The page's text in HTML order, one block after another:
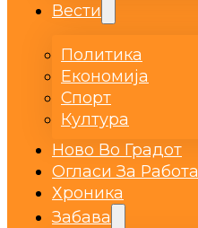
Вести
Политика
Економија
Спорт
Култура
Ново Во Градот
Огласи За Работа
Хроника
Забава